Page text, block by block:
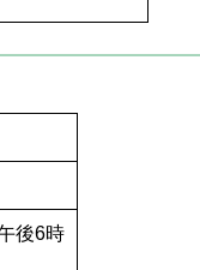
後6時